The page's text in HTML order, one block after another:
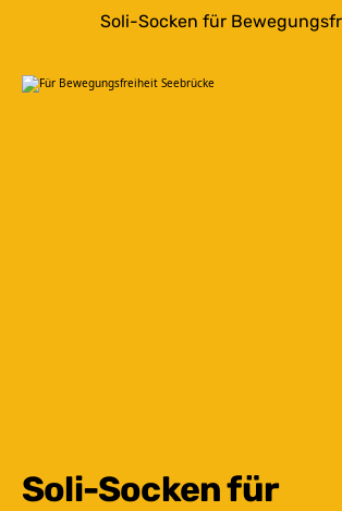
Soli-Socken für
Soli-Socken für